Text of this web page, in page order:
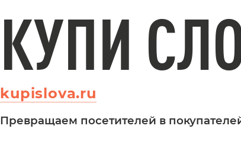
КУПИ
kupislova.ru
Превращаем посетителей в